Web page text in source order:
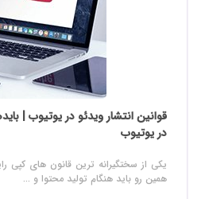
قوانین انتشار ویدئو در یوتیوب |
در یوتیوب
یکی از سختگیرانه ترین قانون های کپی
همین رو باید هنگام تولید محتوا و ...